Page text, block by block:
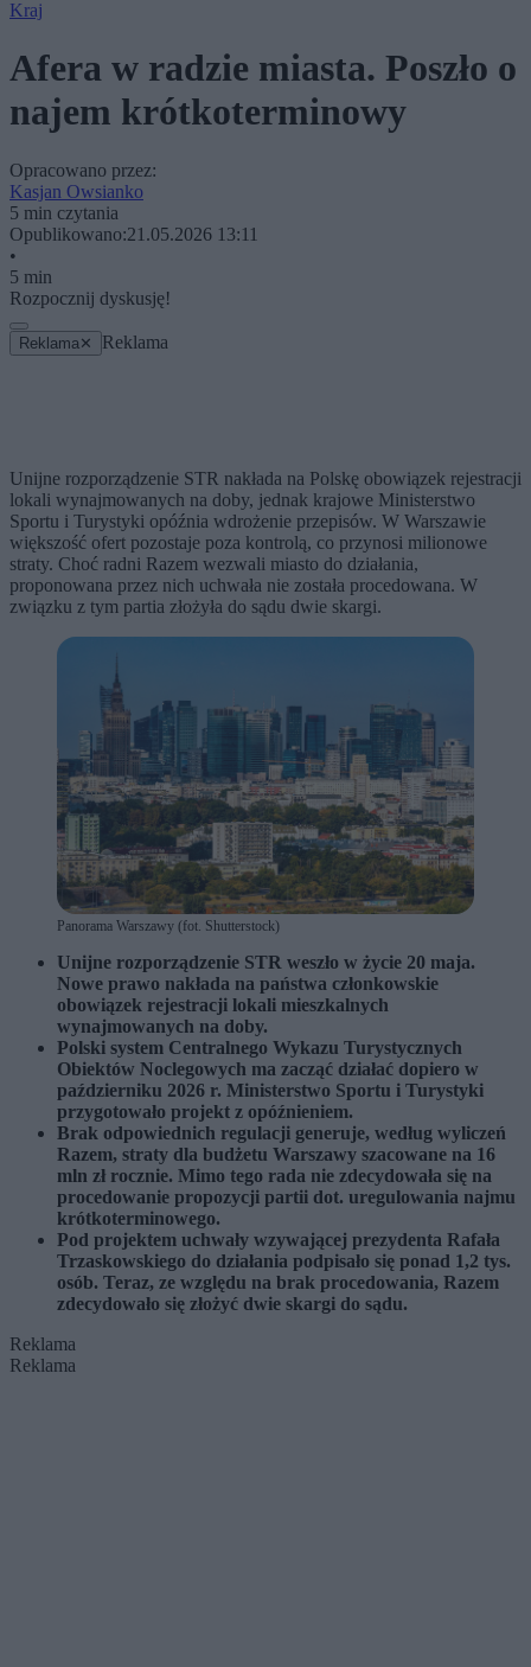
Kraj
Afera w radzie miasta. Poszło o
najem krótkoterminowy
Opracowano przez:
Kasjan Owsianko
5 min czytania
Opublikowano:21.05.2026 13:11
•
5 min
Rozpocznij dyskusję!
Reklama ✕ Reklama
Unijne rozporządzenie STR nakłada na Polskę obowiązek rejestracji
lokali wynajmowanych na doby, jednak krajowe Ministerstwo
Sportu i Turystyki opóźnia wdrożenie przepisów. W Warszawie
większość ofert pozostaje poza kontrolą, co przynosi milionowe
straty. Choć radni Razem wezwali miasto do działania,
proponowana przez nich uchwała nie została procedowana. W
związku z tym partia złożyła do sądu dwie skargi.
Panorama Warszawy (fot. Shutterstock)
Unijne rozporządzenie STR weszło w życie 20 maja.
Nowe prawo nakłada na państwa członkowskie
obowiązek rejestracji lokali mieszkalnych
wynajmowanych na doby.
Polski system Centralnego Wykazu Turystycznych
Obiektów Noclegowych ma zacząć działać dopiero w
październiku 2026 r. Ministerstwo Sportu i Turystyki
przygotowało projekt z opóźnieniem.
Brak odpowiednich regulacji generuje, według wyliczeń
Razem, straty dla budżetu Warszawy szacowane na 16
mln zł rocznie. Mimo tego rada nie zdecydowała się na
procedowanie propozycji partii dot. uregulowania najmu
krótkoterminowego.
Pod projektem uchwały wzywającej prezydenta Rafała
Trzaskowskiego do działania podpisało się ponad 1,2 tys.
osób. Teraz, ze względu na brak procedowania, Razem
zdecydowało się złożyć dwie skargi do sądu.
Reklama
Reklama